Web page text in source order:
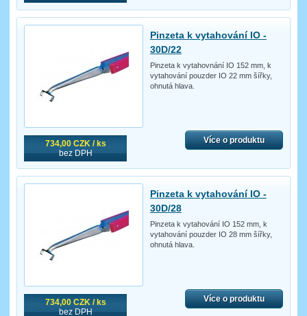
734,00 CZK / ks
bez DPH
Pinzeta k vytahování IO -
30D/22
Pinzeta k vytahovnání IO 152 mm, k
vytahování pouzder IO 22 mm šířky,
ohnutá hlava.
Více o produktu
734,00 CZK / ks
bez DPH
Pinzeta k vytahování IO -
30D/28
Pinzeta k vytahování IO 152 mm, k
vytahování pouzder IO 28 mm šířky,
ohnutá hlava.
Více o produktu